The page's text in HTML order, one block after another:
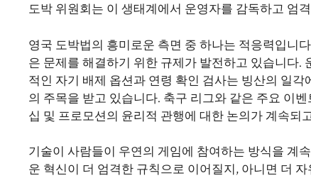
도박 위원회는 이 생태계에서 운영자를 감독하고 엄
영국 도박법의 흥미로운 측면 중 하나는 적응력입니
은 문제를 해결하기 위한 규제가 발전하고 있습니다.
적인 자기 배제 옵션과 연령 확인 검사는 빙산의 일
의 주목을 받고 있습니다. 축구 리그와 같은 주요 이
십 및 프로모션의 윤리적 관행에 대한 논의가 계속되
기술이 사람들이 우연의 게임에 참여하는 방식을 계
운 혁신이 더 엄격한 규칙으로 이어질지, 아니면 더